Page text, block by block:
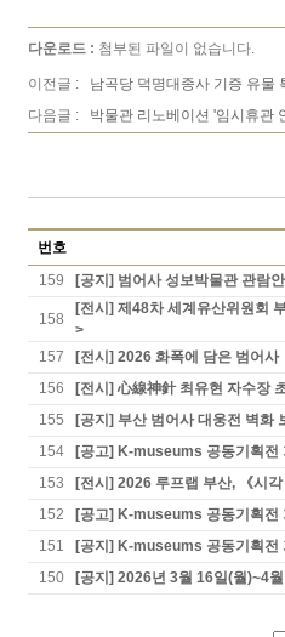
다운로드 : 첨부된 파일이 없습니다.
이전글 : 남곡당 덕명대종사 기증 유물
다음글 : 박물관 리노베이션 '임시휴관
번호
159
[공지] 범어사 성보박물관 관람
158
[전시] 제48차 세계유산위원회
>
157
[전시] 2026 화폭에 담은 범어사
156
[전시] 心線神針 최유현 자수장
155
[공지] 부산 범어사 대웅전 벽화
154
[공고] K-museums 공동기획전
153
[전시] 2026 루프랩 부산, 《시
152
[공고] K-museums 공동기획전
151
[공지] K-museums 공동기획전
150
[공지] 2026년 3월 16일(월)~4